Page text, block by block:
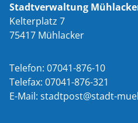
Stadtverwaltung
Kelterplatz 7
75417 Mühlacker
Telefon: 07041-876-10
Telefax: 07041-876-321
E-Mail: st dtp st st dt-m